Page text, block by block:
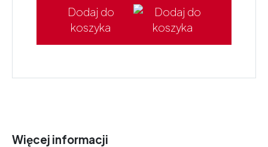
Dodaj do
koszyka
Więcej informacji